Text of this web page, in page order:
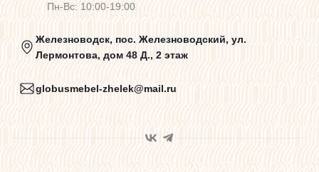
Программа лояльности
Карта сайта
Пн-Вс: 10:00-19:00
Железноводск, пос. Железноводский, ул.
Лермонтова, дом 48 Д., 2 этаж
globusmebel-zhelek@mail.ru